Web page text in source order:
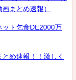
まとめ速報）
ット乞食DE2000万
め速報！！激しく